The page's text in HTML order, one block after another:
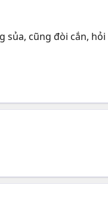
sủa, cũng đòi cắn,